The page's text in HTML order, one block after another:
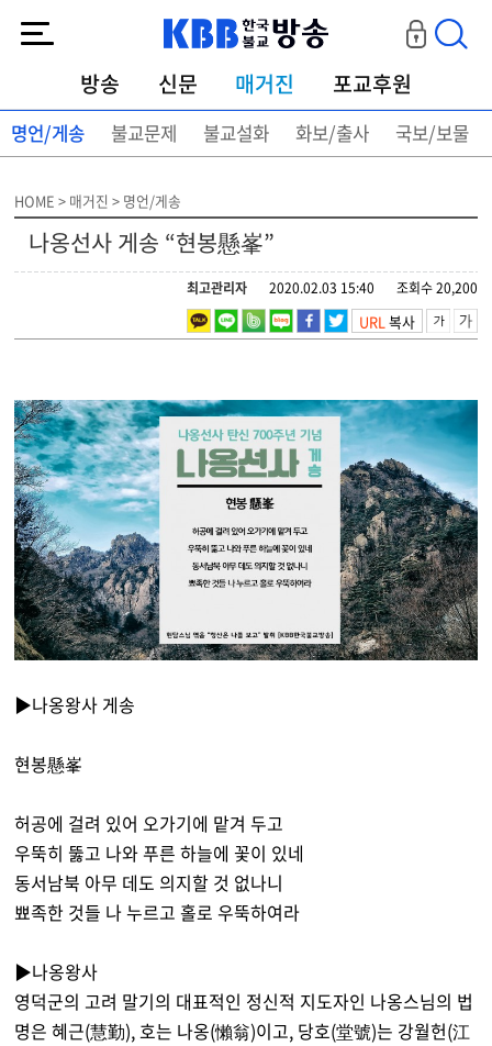
방송 신문 매거진 포교후원
명언/게송 불교문제 불교설화 화보/출사 국보/보물
HOME > 매거진 > 명언/게송
나옹선사 게송 “현봉懸峯”
조회수 20,200
2020.02.03 15:40
최고관리자
URL복사
▶나옹왕사 게송
현봉懸峯
허공에 걸려 있어 오가기에 맡겨 두고
우뚝히 뚫고 나와 푸른 하늘에 꽃이 있네
동서남북 아무 데도 의지할 것 없나니
뾰족한 것들 나 누르고 홀로 우뚝하여라
▶나옹왕사
영덕군의 고려 말기의 대표적인 정신적 지도자인 나옹스님의 법
명은 혜근(慧勤), 호는 나옹(懶翁)이고, 당호(堂號)는 강월헌(江